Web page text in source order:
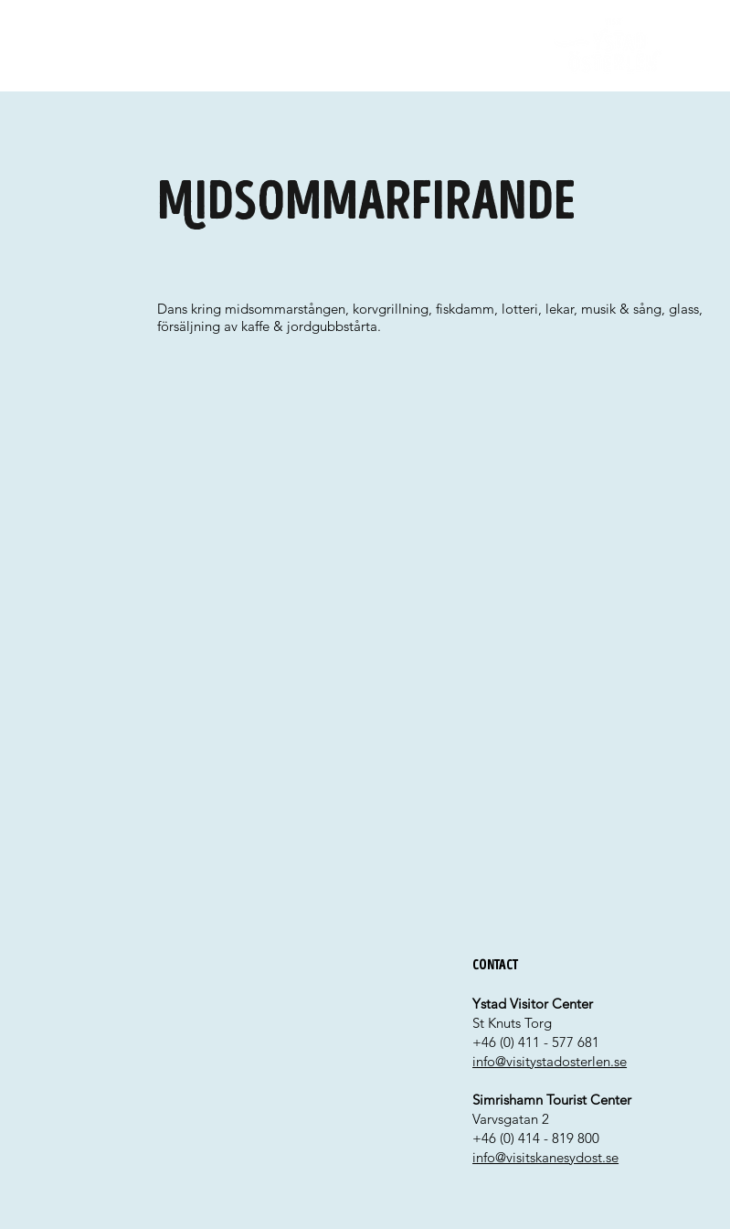
Midsommarfirande
Dans kring midsommarstången, korvgrillning, fiskdamm, lotteri, lekar, musik & sång, glass,
försäljning av kaffe & jordgubbstårta.
Contact
Ystad Visitor Center
St Knuts Torg
+46 (0) 411 - 577 681
info@visitystadosterlen.se
Simrishamn Tourist Center
Varvsgatan 2
+46 (0) 414 - 819 800
info@visitskanesydost.se